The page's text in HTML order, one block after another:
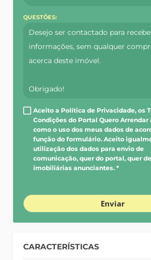
QUESTÕES:
Aceito a Política de Privacidade, os
Condições do Portal Quero Arrendar
como o uso dos meus dados de
função do formulário. Aceito
utilização dos dados para envio de
comunicação, quer do portal, quer de
imobiliárias anunciantes. *
Enviar
CARACTERÍSTICAS